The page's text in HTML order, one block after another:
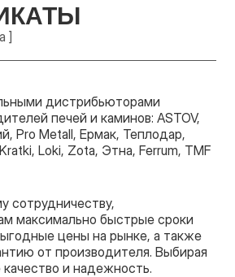
]
дистрибьюторами
печей и каминов: ASTOV,
Pro Metall, Ермак, Теплодар,
Loki, Zota, Этна, Ferrum, TMF
сотрудничеству,
максимально быстрые сроки
цены на рынке, а также
от производителя. Выбирая
и надежность.